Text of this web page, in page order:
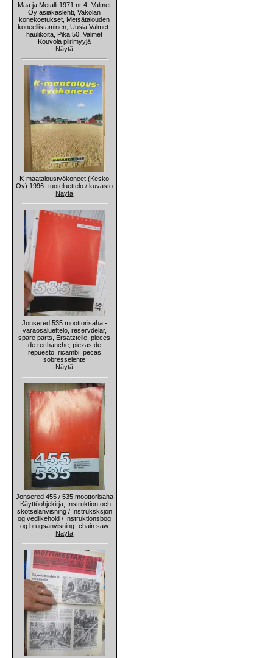
Maa ja Metalli 1971 nr 4 -Valmet
Oy asiakaslehti, Vakolan
konekoetukset, Metsätalouden
koneellistaminen, Uusia Valmet-
haulikoita, Pika 50, Valmet
Kouvola piirimyyjä
Näytä
K-maataloustyökoneet (Kesko
Oy) 1996 -tuoteluettelo / kuvasto
Näytä
Jonsered 535 moottorisaha -
varaosaluettelo, reservdelar,
spare parts, Ersatzteile, pieces
de rechanche, piezas de
repuesto, ricambi, pecas
sobresselente
Näytä
Jonsered 455 / 535 moottorisaha
-Käyttöohjekirja, Instruktion och
skötselanvisning / Instruksksjon
og vedlikehold / Instruktionsbog
og brugsanvisning -chain saw
Näytä